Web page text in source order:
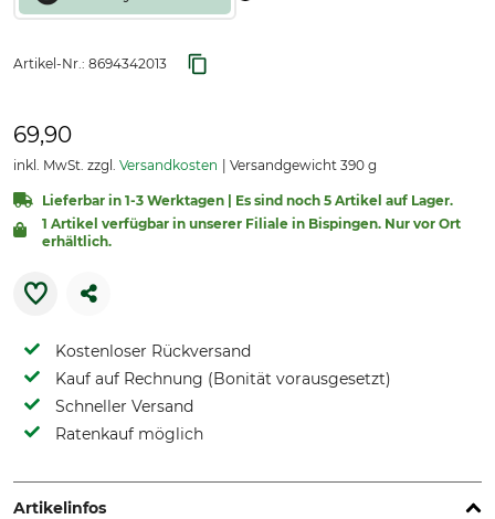
Artikel-Nr.: 8694342013
69,90
inkl. MwSt. zzgl. Versandkosten Versandgewicht 390 g
Lieferbar in 1-3 Werktagen | Es sind noch 5 Artikel auf Lager.
1 Artikel verfügbar in unserer Filiale in Bispingen. Nur vor Ort
erhältlich.
Kostenloser Rückversand
Kauf auf Rechnung (Bonität vorausgesetzt)
Schneller Versand
Ratenkauf möglich
Artikelinfos